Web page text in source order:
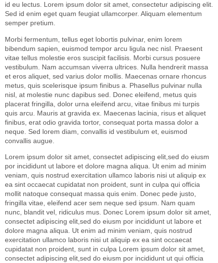
id eu lectus. Lorem ipsum dolor sit amet, consectetur adipiscing elit.
Sed id enim eget quam feugiat ullamcorper. Aliquam elementum
semper pretium.
Morbi fermentum, tellus eget lobortis pulvinar, enim lorem
bibendum sapien, euismod tempor arcu ligula nec nisl. Praesent
vitae tellus molestie eros suscipit facilisis. Morbi cursus posuere
vestibulum. Nam accumsan viverra ultrices. Nulla hendrerit massa
et eros aliquet, sed varius dolor mollis. Maecenas ornare rhoncus
metus, quis scelerisque ipsum finibus a. Phasellus pulvinar nulla
nisl, at molestie nunc dapibus sed. Donec eleifend, metus quis
placerat fringilla, dolor urna eleifend arcu, vitae finibus mi turpis
quis arcu. Mauris at gravida ex. Maecenas lacinia, risus et aliquet
finibus, erat odio gravida tortor, consequat porta massa dolor a
neque. Sed lorem diam, convallis id vestibulum et, euismod
convallis augue.
Lorem ipsum dolor sit amet, consectet adipiscing elit,sed do eiusm
por incididunt ut labore et dolore magna aliqua. Ut enim ad minim
veniam, quis nostrud exercitation ullamco laboris nisi ut aliquip ex
ea sint occaecat cupidatat non proident, sunt in culpa qui officia
mollit natoque consequat massa quis enim. Donec pede justo,
fringilla vitae, eleifend acer sem neque sed ipsum. Nam quam
nunc, blandit vel, ridiculus mus. Donec Lorem ipsum dolor sit amet,
consectet adipiscing elit,sed do eiusm por incididunt ut labore et
dolore magna aliqua. Ut enim ad minim veniam, quis nostrud
exercitation ullamco laboris nisi ut aliquip ex ea sint occaecat
cupidatat non proident, sunt in culpa Lorem ipsum dolor sit amet,
consectet adipiscing elit,sed do eiusm por incididunt ut qui officia